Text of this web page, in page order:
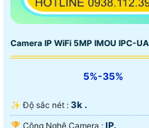
Camera IP WiFi 5MP IMOU IPC-
5%-35%
✨ Độ sắc nét : 3k .
🏆 Công Nghệ Camera : IP.